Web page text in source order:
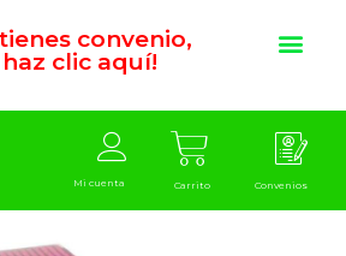
tienes convenio,
haz clic aquí!
Mi cuenta Carrito Convenios